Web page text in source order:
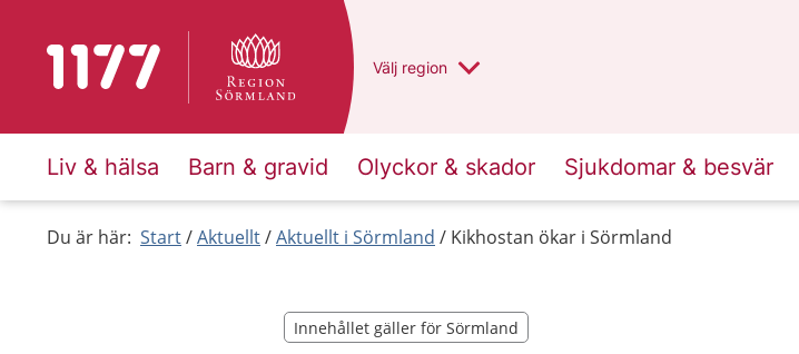
Till startsidan för 1177 Du har valt region
Välj en annan
region
Liv & hälsa Barn & gravid Olyckor & skador Sjukdomar & besvär
Du är här: Start Aktuellt Aktuellt i Sörmland Kikhostan ökar i Sörmland
Innehållet gäller för Sörmland
Innehållet gäller för Sörmland